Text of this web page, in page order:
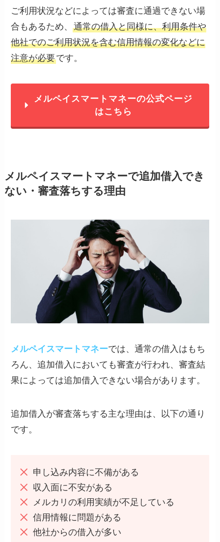
ご利用状況などによっては審査に通過できない場
合もあるため、通常の借入と同様に、利用条件や
他社でのご利用状況を含む信用情報の変化などに
注意が必要です。
メルペイスマートマネーの公式ページ
はこちら
メルペイスマートマネーで追加借入でき
ない・審査落ちする理由
メルペイスマートマネーでは、通常の借入はもち
ろん、追加借入においても審査が行われ、審査結
果によっては追加借入できない場合があります。
追加借入が審査落ちする主な理由は、以下の通り
です。
申し込み内容に不備がある
収入面に不安がある
メルカリの利用実績が不足している
信用情報に問題がある
他社からの借入が多い